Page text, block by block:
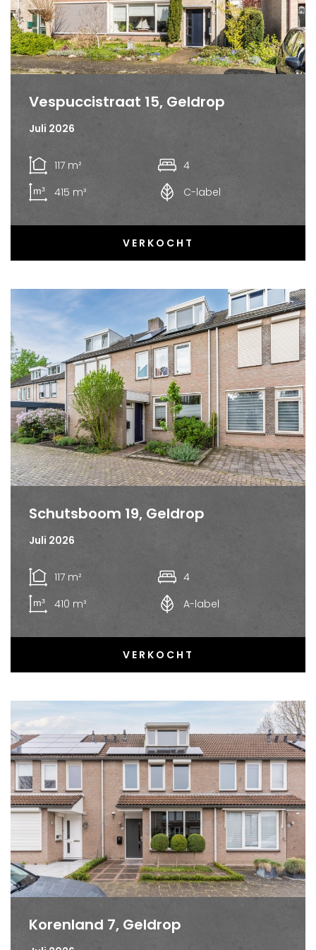
Vespuccistraat 15, Geldrop
Juli 2026
117 m²
4
415 m³
C-label
VERKOCHT
Schutsboom 19, Geldrop
Juli 2026
117 m²
4
410 m³
A-label
VERKOCHT
Korenland 7, Geldrop